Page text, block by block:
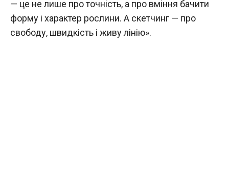
— це не лише про точність, а про вміння бачити
форму і характер рослини. А скетчинг — про
свободу, швидкість і живу лінію».